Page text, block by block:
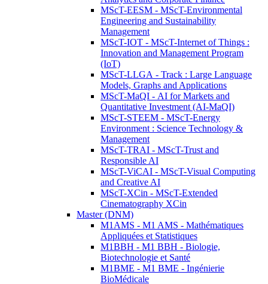
MScT-EESM - MScT-Environmental
Engineering and Sustainability
Management
MScT-IOT - MScT-Internet of Things :
Innovation and Management Program
(IoT)
MScT-LLGA - Track : Large Language
Models, Graphs and Applications
MScT-MaQI - AI for Markets and
Quantitative Investment (AI-MaQI)
MScT-STEEM - MScT-Energy
Environment : Science Technology &
Management
MScT-TRAI - MScT-Trust and
Responsible AI
MScT-ViCAI - MScT-Visual Computing
and Creative AI
MScT-XCin - MScT-Extended
Cinematography XCin
Master (DNM)
M1AMS - M1 AMS - Mathématiques
Appliquées et Statistiques
M1BBH - M1 BBH - Biologie,
Biotechnologie et Santé
M1BME - M1 BME - Ingénierie
BioMédicale